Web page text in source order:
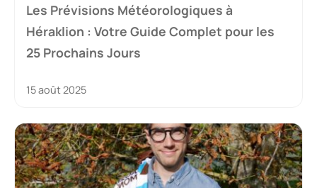
Les Prévisions Météorologiques à
Héraklion : Votre Guide Complet pour les
25 Prochains Jours
15 août 2025